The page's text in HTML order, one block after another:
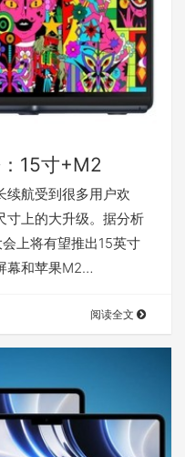
15寸+M2
续航受到很多用户欢
寸上的大升级。据分析
上将有望推出15英寸
幕和苹果M2…
阅读全文